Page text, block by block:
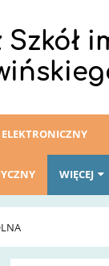
WIĘCEJ